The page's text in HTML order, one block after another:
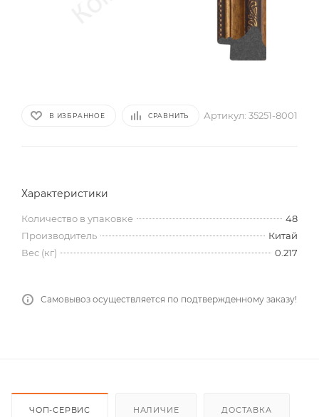
В ИЗБРАННОЕ СРАВНИТЬ Артикул: 35251-8001
Характеристики
Количество в упаковке
48
Производитель
Китай
Вес (кг)
0.217
Самовывоз осуществляется по подтвержденному заказу!
ЧОП-СЕРВИС НАЛИЧИЕ ДОСТАВКА